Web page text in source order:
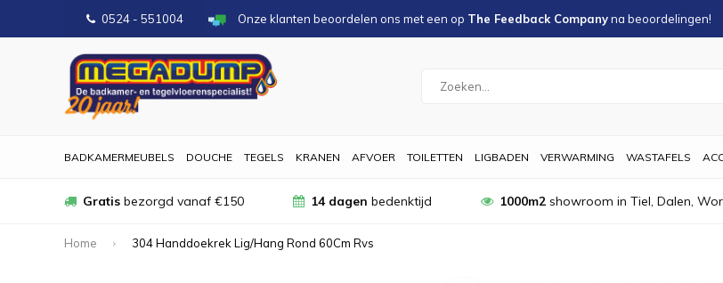
0524 - 551004 Onze klanten beoordelen ons met een op The Feedback Companyna beoordelingen!
BADKAMERMEUBELS DOUCHE TEGELS KRANEN AFVOER TOILETTEN LIGBADEN VERWARMING WASTAFELS
Gratis bezorgd vanaf €150 14 dagen bedenktijd 1000m2showroom in Tiel, Dalen,
Home 304 Handdoekrek Lig/Hang Rond 60Cm Rvs